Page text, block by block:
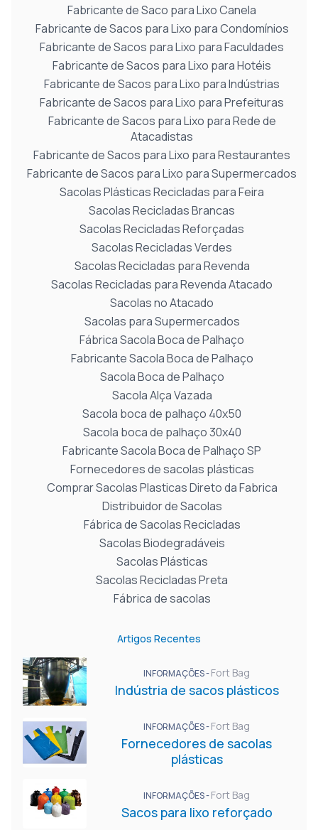
Fabricante de Saco para Lixo Canela
Fabricante de Sacos para Lixo para Condomínios
Fabricante de Sacos para Lixo para Faculdades
Fabricante de Sacos para Lixo para Hotéis
Fabricante de Sacos para Lixo para Indústrias
Fabricante de Sacos para Lixo para Prefeituras
Fabricante de Sacos para Lixo para Rede de
Atacadistas
Fabricante de Sacos para Lixo para Restaurantes
Fabricante de Sacos para Lixo para Supermercados
Sacolas Plásticas Recicladas para Feira
Sacolas Recicladas Brancas
Sacolas Recicladas Reforçadas
Sacolas Recicladas Verdes
Sacolas Recicladas para Revenda
Sacolas Recicladas para Revenda Atacado
Sacolas no Atacado
Sacolas para Supermercados
Fábrica Sacola Boca de Palhaço
Fabricante Sacola Boca de Palhaço
Sacola Boca de Palhaço
Sacola Alça Vazada
Sacola boca de palhaço 40x50
Sacola boca de palhaço 30x40
Fabricante Sacola Boca de Palhaço SP
Fornecedores de sacolas plásticas
Comprar Sacolas Plasticas Direto da Fabrica
Distribuidor de Sacolas
Fábrica de Sacolas Recicladas
Sacolas Biodegradáveis
Sacolas Plásticas
Sacolas Recicladas Preta
Fábrica de sacolas
Artigos Recentes
INFORMAÇÕES -Fort Bag
Indústria de sacos plásticos
INFORMAÇÕES -Fort Bag
Fornecedores de sacolas
plásticas
INFORMAÇÕES -Fort Bag
Sacos para lixo reforçado